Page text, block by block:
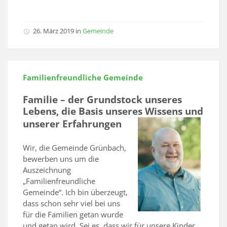
26. März 2019 in Gemeinde
Familienfreundliche Gemeinde
Familie – der Grundstock unseres
Lebens, die Basis unseres Wissens und
unserer Erfahrungen
Wir, die Gemeinde Grünbach,
bewerben uns um die
Auszeichnung
„Familienfreundliche
Gemeinde“. Ich bin überzeugt,
dass schon sehr viel bei uns
für die Familien getan wurde